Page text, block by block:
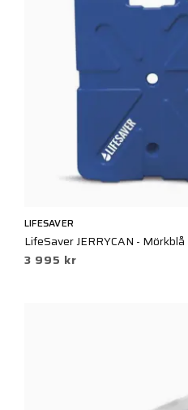
LIFESAVER
LifeSaver JERRYCAN - Mörkblå
3 995 kr